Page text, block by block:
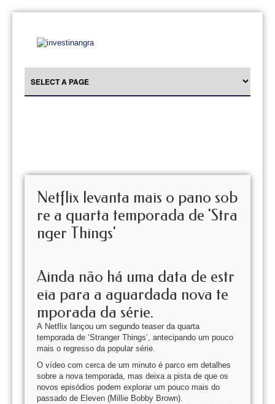
Netflix levanta mais o pano sob
re a quarta temporada de 'Stra
nger Things'
Ainda não há uma data de estr
eia para a aguardada nova te
mporada da série.
A Netflix lançou um segundo teaser da quarta
temporada de ‘Stranger Things’, antecipando um pouco
mais o regresso da popular série.
O vídeo com cerca de um minuto é parco em detalhes
sobre a nova temporada, mas deixa a pista de que os
novos episódios podem explorar um pouco mais do
passado de Eleven (Millie Bobby Brown).